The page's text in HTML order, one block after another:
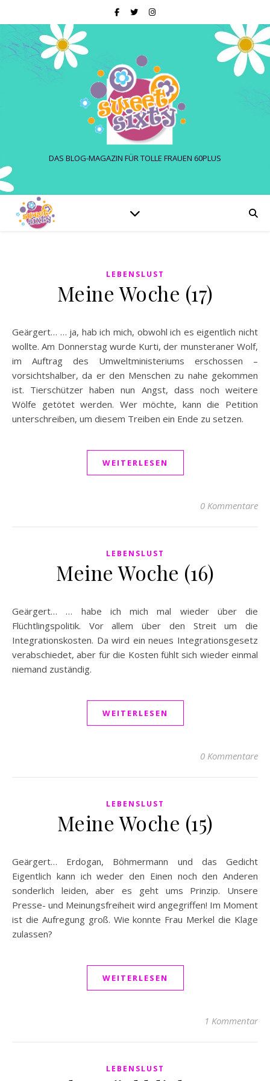
DAS BLOG-MAGAZIN FÜR TOLLE FRAUEN 60PLUS
LEBENSLUST
Meine Woche (17)
Geärgert… … ja, hab ich mich, obwohl ich es eigentlich nicht
wollte. Am Donnerstag wurde Kurti, der munsteraner Wolf,
im Auftrag des Umweltministeriums erschossen –
vorsichtshalber, da er den Menschen zu nahe gekommen
ist. Tierschützer haben nun Angst, dass noch weitere
Wölfe getötet werden. Wer möchte, kann die Petition
unterschreiben, um diesem Treiben ein Ende zu setzen.
WEITERLESEN
0 Kommentare
LEBENSLUST
Meine Woche (16)
Geärgert… … habe ich mich mal wieder über die
Flüchtlingspolitik. Vor allem über den Streit um die
Integrationskosten. Da wird ein neues Integrationsgesetz
verabschiedet, aber für die Kosten fühlt sich wieder einmal
niemand zuständig.
WEITERLESEN
0 Kommentare
LEBENSLUST
Meine Woche (15)
Geärgert… Erdogan, Böhmermann und das Gedicht
Eigentlich kann ich weder den Einen noch den Anderen
sonderlich leiden, aber es geht ums Prinzip. Unsere
Presse- und Meinungsfreiheit wird angegriffen! Im Moment
ist die Aufregung groß. Wie konnte Frau Merkel die Klage
zulassen?
WEITERLESEN
1 Kommentar
LEBENSLUST